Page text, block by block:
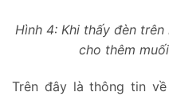
Hình 4: Khi thấy đèn
cho thêm
Trên đây là thông tin về